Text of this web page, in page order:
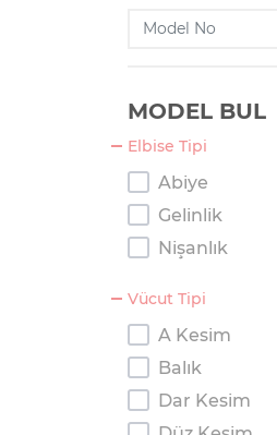
MODEL BUL
Elbise Tipi
Abiye
Gelinlik
Nişanlık
Vücut Tipi
A Kesim
Balık
Dar Kesim